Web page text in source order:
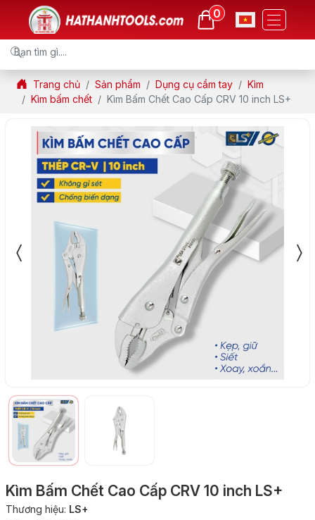
0
Trang chủ Sản phẩm Dụng cụ cầm tay
Kìm
Kìm bấm chết
Kìm Bấm Chết Cao Cấp CRV 10 inch LS+
Kìm Bấm Chết Cao Cấp CRV 10 inch LS+
Thương hiệu: LS+